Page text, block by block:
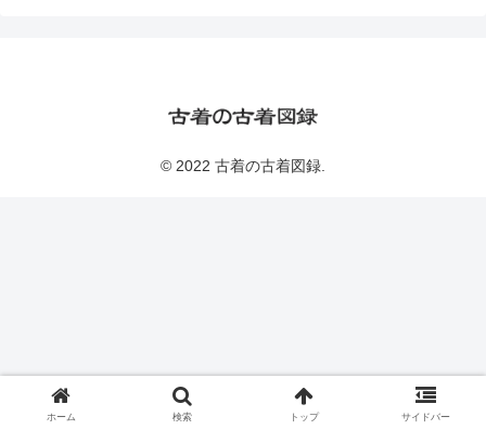
© 2022 古着の古着図録.
ホーム 検索 トップ サイドバー